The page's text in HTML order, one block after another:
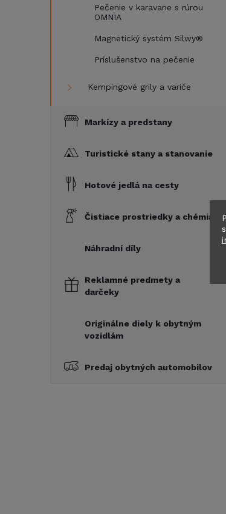
Pečenie v karavane s rúrou
OMNIA
Magnetický systém Silwy®
Príslušenstvo na pečenie
Kempingové grily a variče
Markízy a predstany
Turistické stany a stanovanie
Hotové jedlá na cesty
Čistiace prostriedky a chémia
Náhradní díly
Reklamné predmety a
darčeky
Originálne diely k obytným
vozidlám
Predaj obytných automobilov